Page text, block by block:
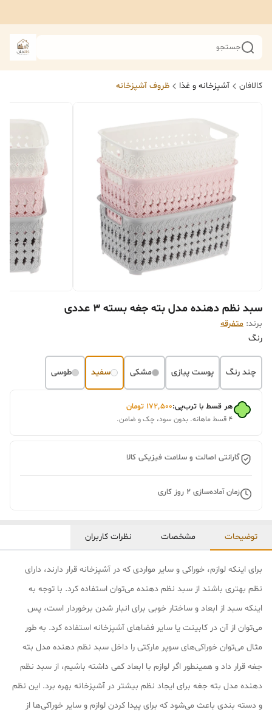
جستجو
کالافان آشپزخانه و غذا ظروف آشپزخانه
سبد نظم دهنده مدل بته جغه بسته 3 عددی
برند: متفرقه
رنگ
چند رنگ پوست پیازی مشکی سفید طوسی
هر قسط با ترب‌پی:۱۷۲٬۵۰۰ تومان
۴ قسط ماهانه. بدون سود، چک و ضامن.
گارانتی اصالت و سلامت فیزیکی کالا
زمان آماده‌سازی 2 روز کاری
توضیحات مشخصات نظرات کاربران
برای اینکه لوازم، خوراکی و سایر مواردی که در آشپزخانه قرار دارند، دارای
نظم بهتری باشند از سبد نظم دهنده می‌توان استفاده کرد. با توجه به
اینکه سبد از ابعاد و ساختار خوبی برای انبار شدن برخوردار است، پس
می‌توان از آن در کابینت یا سایر فضاهای آشپزخانه استفاده کرد. به طور
مثال می‌توان خوراکی‌های سوپر مارکتی را داخل سبد نظم دهنده مدل بته
جغه قرار داد و همینطور اگر لوازم با ابعاد کمی داشته باشیم، از سبد نظم
دهنده مدل بته جغه برای ایجاد نظم بیشتر در آشپزخانه بهره برد. این نظم
و دسته بندی باعث می‌شود که برای پیدا کردن لوازم و سایر خوراکی‌ها از